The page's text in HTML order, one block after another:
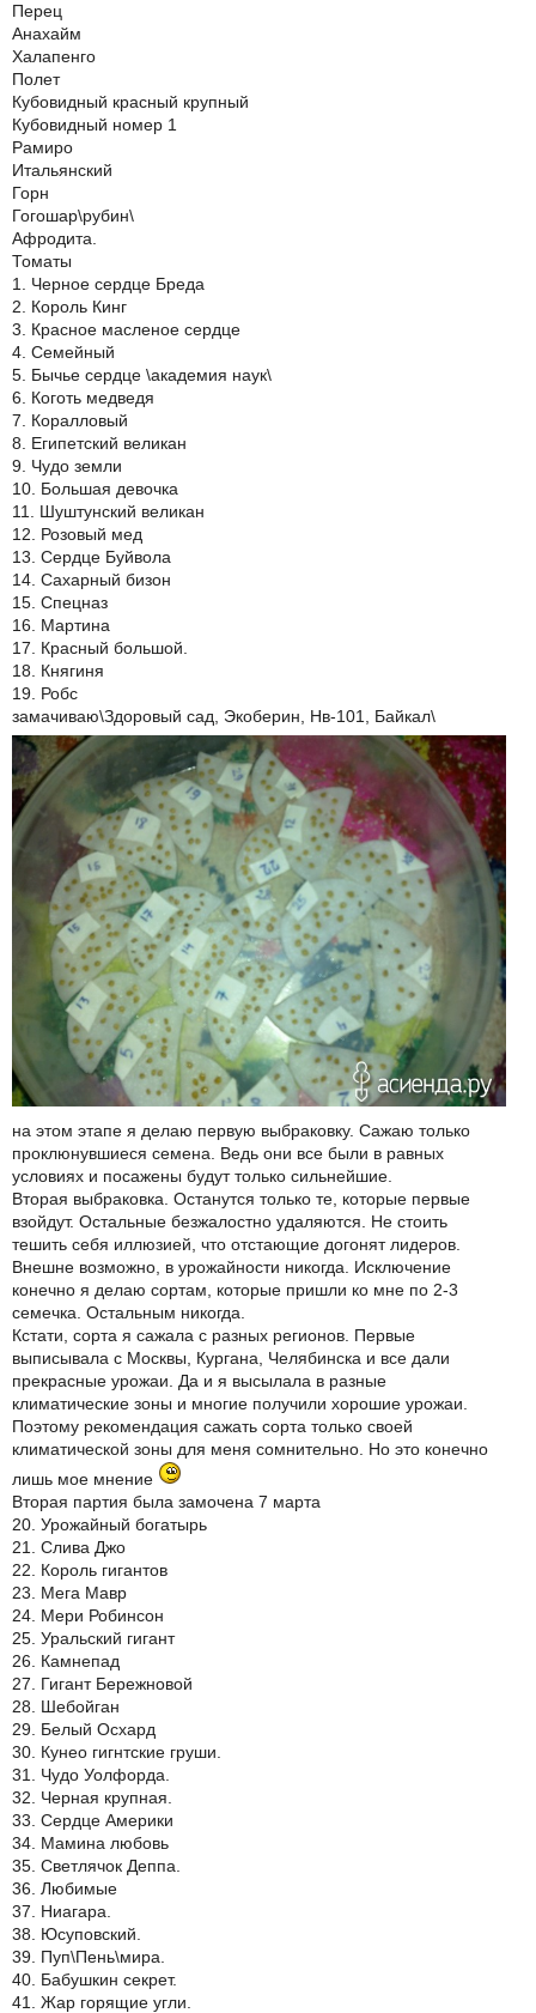
Перец
Анахайм
Халапенго
Полет
Кубовидный красный крупный
Кубовидный номер 1
Рамиро
Итальянский
Горн
Гогошар\рубин\
Афродита.
Томаты
1. Черное сердце Бреда
2. Король Кинг
3. Красное масленое сердце
4. Семейный
5. Бычье сердце \академия наук\
6. Коготь медведя
7. Коралловый
8. Египетский великан
9. Чудо земли
10. Большая девочка
11. Шуштунский великан
12. Розовый мед
13. Сердце Буйвола
14. Сахарный бизон
15. Спецназ
16. Мартина
17. Красный большой.
18. Княгиня
19. Робс
замачиваю\Здоровый сад, Экоберин, Нв-101, Байкал\
на этом этапе я делаю первую выбраковку. Сажаю только
проклюнувшиеся семена. Ведь они все были в равных
условиях и посажены будут только сильнейшие.
Вторая выбраковка. Останутся только те, которые первые
взойдут. Остальные безжалостно удаляются. Не стоить
тешить себя иллюзией, что отстающие догонят лидеров.
Внешне возможно, в урожайности никогда. Исключение
конечно я делаю сортам, которые пришли ко мне по 2-3
семечка. Остальным никогда.
Кстати, сорта я сажала с разных регионов. Первые
выписывала с Москвы, Кургана, Челябинска и все дали
прекрасные урожаи. Да и я высылала в разные
климатические зоны и многие получили хорошие урожаи.
Поэтому рекомендация сажать сорта только своей
климатической зоны для меня сомнительно. Но это конечно
лишь мое мнение
Вторая партия была замочена 7 марта
20. Урожайный богатырь
21. Слива Джо
22. Король гигантов
23. Мега Мавр
24. Мери Робинсон
25. Уральский гигант
26. Камнепад
27. Гигант Бережновой
28. Шебойган
29. Белый Осхард
30. Кунео гигнтские груши.
31. Чудо Уолфорда.
32. Черная крупная.
33. Сердце Америки
34. Мамина любовь
35. Светлячок Деппа.
36. Любимые
37. Ниагара.
38. Юсуповский.
39. Пуп\Пень\мира.
40. Бабушкин секрет.
41. Жар горящие угли.